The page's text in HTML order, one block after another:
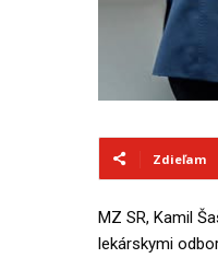
Zdieľam
MZ SR, Kamil
lekárskymi